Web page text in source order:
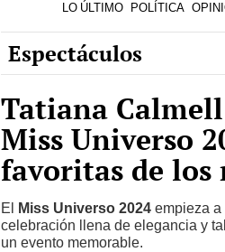
LO ÚLTIMO POLÍTICA
Espectáculos
Tatiana
Miss Universo
favoritas de los
El Miss Universo 2024 empieza a
celebración llena de elegancia y
un evento memorable.